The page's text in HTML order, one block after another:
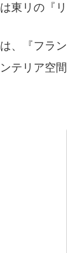
東リの『
は、『フラ
テリア空